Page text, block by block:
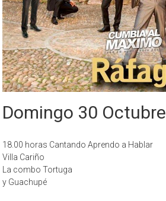
Domingo 30 Octubre
18.00 horas Cantando Aprendo a Hablar
Villa Cariño
La combo Tortuga
y Guachupé